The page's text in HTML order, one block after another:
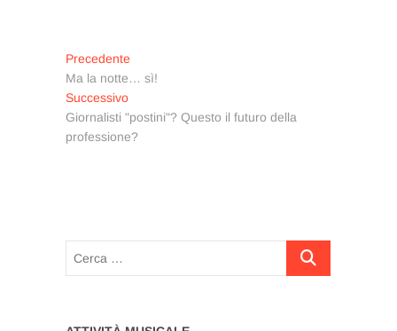
Navigazione
articoli
Precedente
precedente:
Ma la notte… sì!
SuccessivoArticolo
successivo:
Giornalisti "postini"? Questo il futuro della
professione?
Cerca